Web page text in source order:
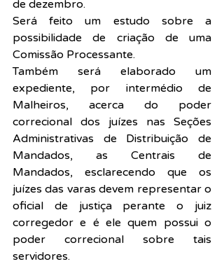
de dezembro.
Será feito um estudo sobre a
possibilidade de criação de uma
Comissão Processante.
Também será elaborado um
expediente, por intermédio de
Malheiros, acerca do poder
correcional dos juízes nas Seções
Administrativas de Distribuição de
Mandados, as Centrais de
Mandados, esclarecendo que os
juízes das varas devem representar o
oficial de justiça perante o juiz
corregedor e é ele quem possui o
poder correcional sobre tais
servidores.